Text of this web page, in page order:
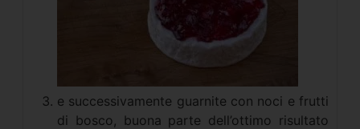
e successivamente guarnite con noci e frutti
di bosco, buona parte dell’ottimo risultato